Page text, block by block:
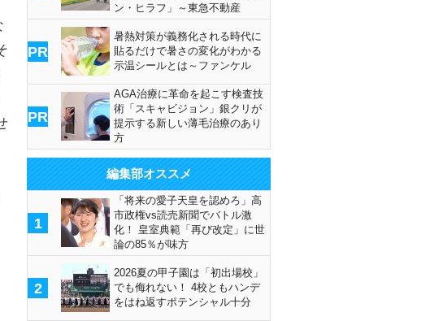
ン・ヒラフ」～東急不動産
PR
暑熱対策が義務化される時代に
貼るだけで暑さの変化がわかる
示温シールとは～ファンケル
PR
AGA治療に革命を起こす検査技
術「スキャビジョン」銀クリが
提示する新しい薄毛治療のあり
方
編集部オススメ
1
「将来の愛子天皇を認めろ」高
市政権vs読売新聞でバトル激
化！ 皇室典範「再び改定」に世
論の85％が味方
2
2026夏の甲子園は「初出場校」
でも侮れない！ 4校ともハンデ
をはね返すポテンシャル十分